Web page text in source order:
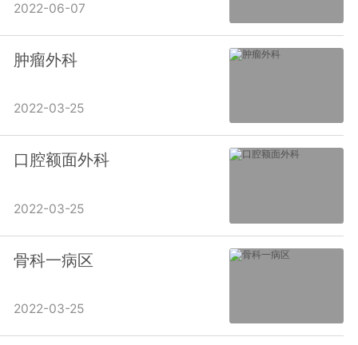
2022-06-07
肿瘤外科
2022-03-25
口腔额面外科
2022-03-25
骨科一病区
2022-03-25